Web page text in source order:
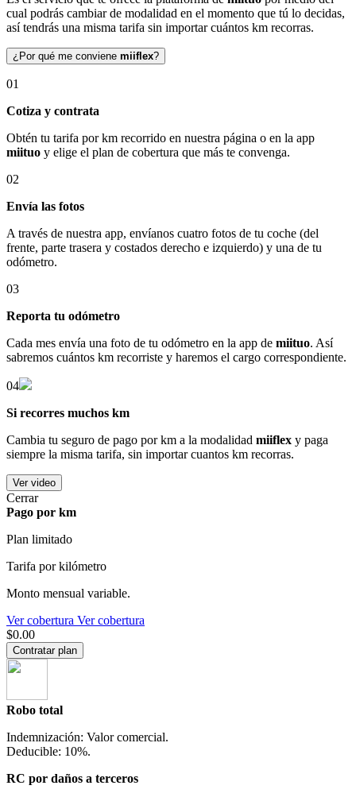
cual podrás cambiar de modalidad en el momento que tú lo decidas,
así tendrás una misma tarifa sin importar cuántos km recorras.
¿Por qué me conviene miiflex?
01
Cotiza y contrata
Obtén tu tarifa por km recorrido en nuestra página o en la app
miituo y elige el plan de cobertura que más te convenga.
02
Envía las fotos
A través de nuestra app, envíanos cuatro fotos de tu coche (del
frente, parte trasera y costados derecho e izquierdo) y una de tu
odómetro.
03
Reporta tu odómetro
Cada mes envía una foto de tu odómetro en la app de miituo. Así
sabremos cuántos km recorriste y haremos el cargo correspondiente.
04
Si recorres muchos km
Cambia tu seguro de pago por km a la modalidad miiflex y paga
siempre la misma tarifa, sin importar cuantos km recorras.
Ver video
Cerrar
Pago por km
Plan limitado
Tarifa por kilómetro
Monto mensual variable.
Ver cobertura Ver cobertura
$0.00
Contratar plan
Robo total
Indemnización: Valor comercial.
Deducible: 10%.
RC por daños a terceros